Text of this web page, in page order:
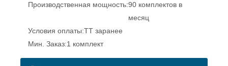
Производственная мощность:90 комплектов в
месяц
Условия оплаты:TT заранее
Мин. Заказ:1 комплект